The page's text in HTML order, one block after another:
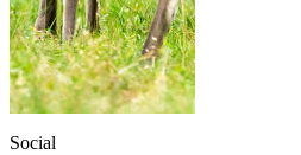
Social